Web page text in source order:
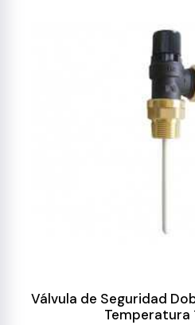
Válvula de Seguridad
Temperatura